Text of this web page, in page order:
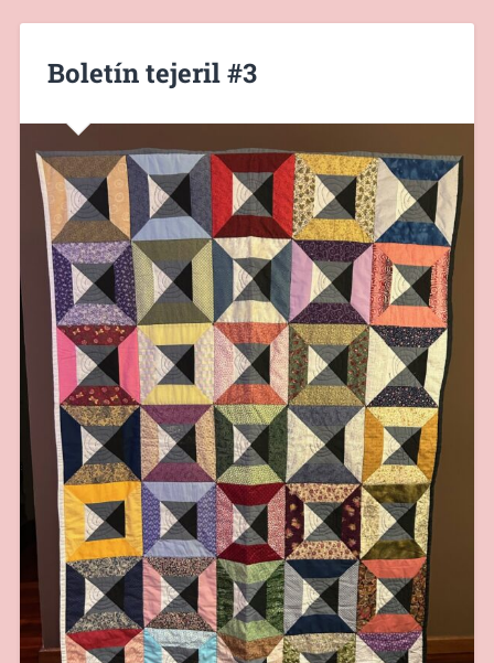
Boletín tejeril #3